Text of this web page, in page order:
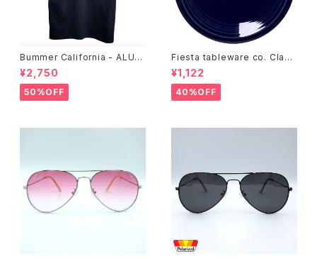
Bummer California - ALUM
T-SHIRT,black
¥2,750
50%OFF
Fiesta tableware co. Class
ic Rim 7-1/4 Inch Salad Pla
te
¥1,122
40%OFF